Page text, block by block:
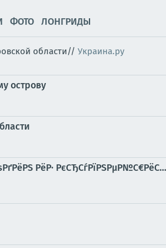
ФОТО ЛОНГРИДЫ
области// Украина.ру
острову
РёР· РєСЂСѓРїРЅРµР№С€РёС…